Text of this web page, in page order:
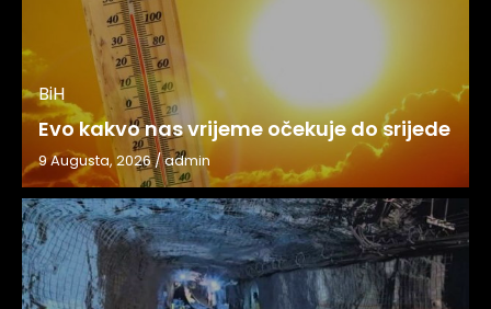
BiH
Evo kakvo nas vrijeme očekuje do srijede
9 Augusta, 2026/admin